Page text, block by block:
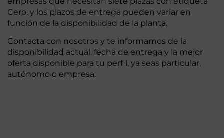
Cero, y los plazos de entrega pueden variar en
función de la disponibilidad de la planta.
Contacta con nosotros y te informamos de la
disponibilidad actual, fecha de entrega y la mejor
oferta disponible para tu perfil, ya seas particular,
autónomo o empresa.